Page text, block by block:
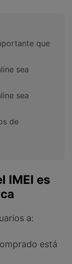
que
sea
sea
de
IMEI es
a:
está